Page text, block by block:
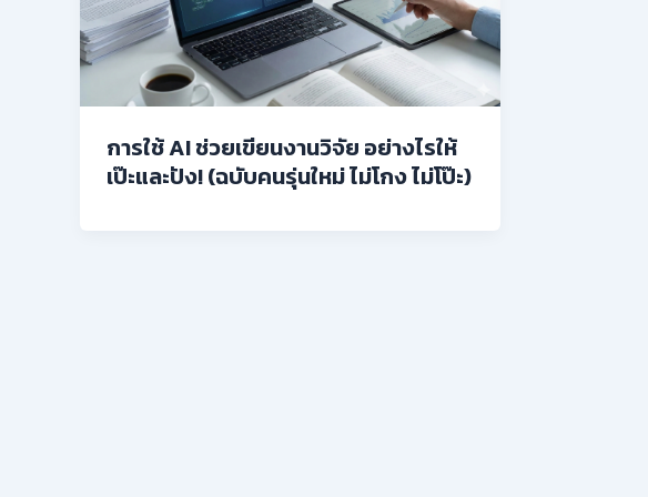
การใช้ AI ช่วยเขียนงานวิจัย อย่างไรให้
เป๊ะและปัง! (ฉบับคนรุ่นใหม่ ไม่โกง ไม่โป๊ะ)